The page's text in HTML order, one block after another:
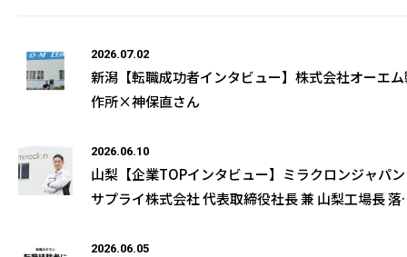
2026.07.02
新潟【転職成功者インタビュー】株式会社オーエ
作所×神保直さん
2026.06.10
山梨【企業TOPインタビュー】ミラクロンジャパン
サプライ株式会社 代表取締役社長 兼 山梨工場長 落
2026.06.05